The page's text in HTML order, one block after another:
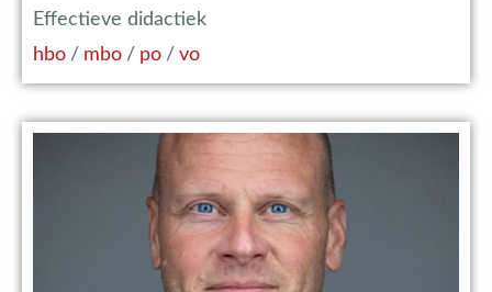
Effectieve didactiek
hbo / mbo / po / vo